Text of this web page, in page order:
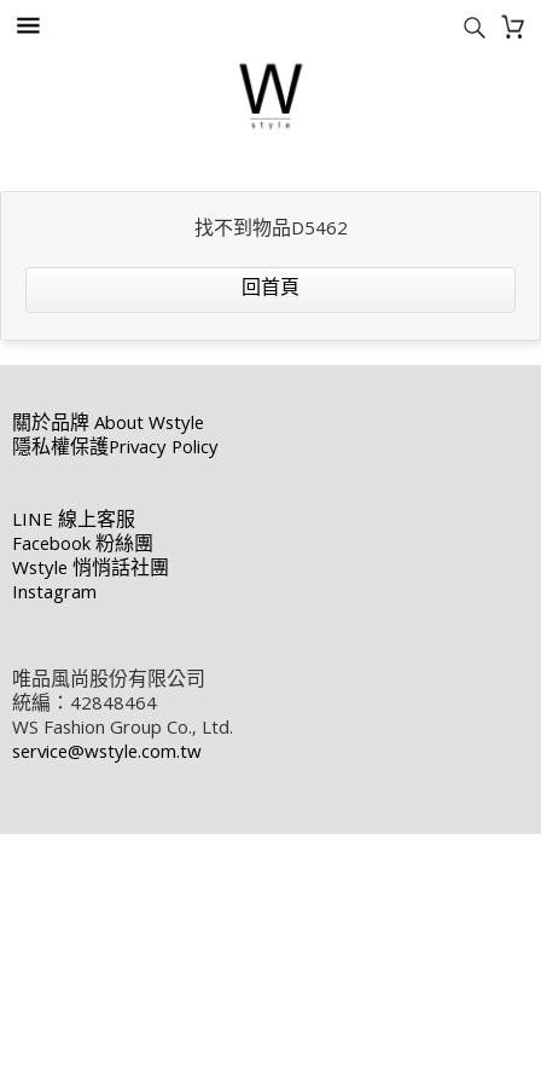
找不到物品D5462
回首頁
關於品牌About Wstyle
隱私權保護Privacy Policy
LINE線上客服
Facebook粉絲團
Wstyle悄悄話社團
Instagram
唯品風尚股份有限公司
統編：42848464
WS Fashion Group Co., Ltd.
service@wstyle.com.tw